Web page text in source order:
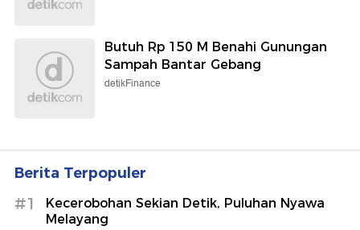
Butuh Rp 150 M Benahi Gunungan
Sampah Bantar Gebang
detikFinance
Berita Terpopuler
#1
Kecerobohan Sekian Detik, Puluhan Nyawa
Melayang